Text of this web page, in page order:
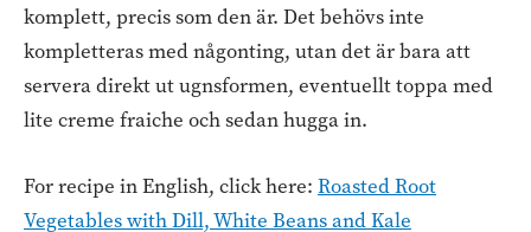
komplett, precis som den är. Det behövs inte
kompletteras med någonting, utan det är bara att
servera direkt ut ugnsformen, eventuellt toppa med
lite creme fraiche och sedan hugga in.
For recipe in English, click here: Roasted Root
Vegetables with Dill, White Beans and Kale